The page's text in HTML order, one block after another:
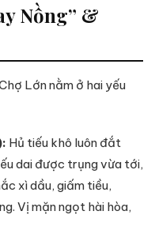
Nồng” &
Lớn nằm ở hai yếu
Hủ tiếu khô luôn đắt
dai được trụng vừa tới,
xì dầu, giấm tiều,
Vị mặn ngọt hài hòa,